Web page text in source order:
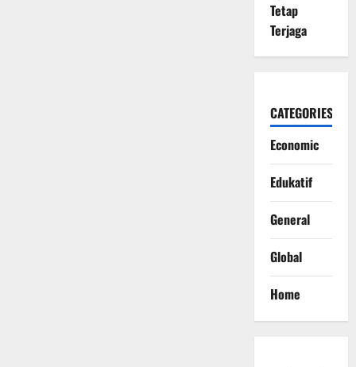
Tetap
Terjaga
CATEGORIES
Economic
Edukatif
General
Global
Home